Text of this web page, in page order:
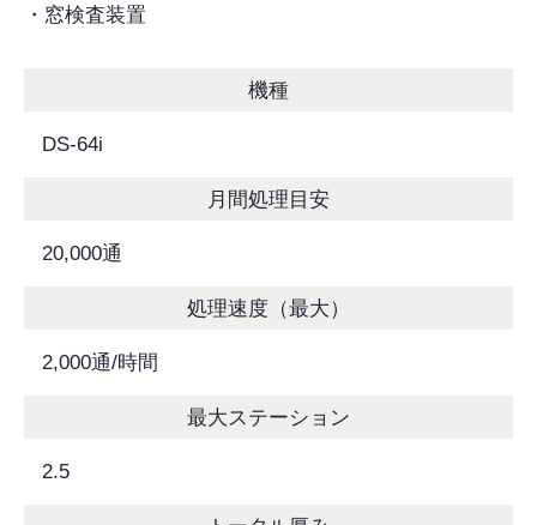
・窓検査装置
機種
DS-64i
月間処理目安
20,000通
処理速度（最大）
2,000通/時間
最大ステーション
2.5